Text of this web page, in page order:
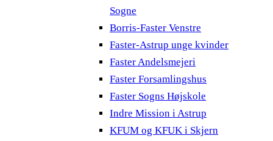
Sogne
Borris-Faster Venstre
Faster-Astrup unge kvinder
Faster Andelsmejeri
Faster Forsamlingshus
Faster Sogns Højskole
Indre Mission i Astrup
KFUM og KFUK i Skjern